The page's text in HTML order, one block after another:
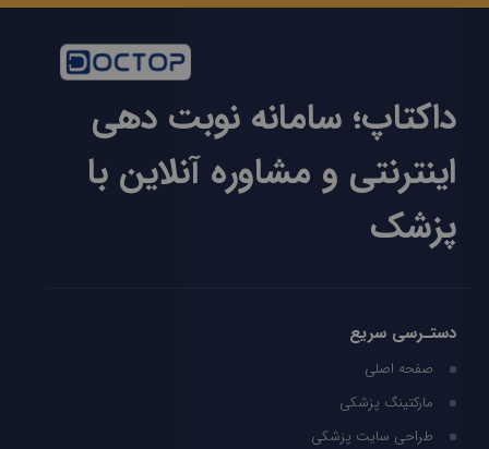
داکتاپ؛ سامانه نوبت دهی
اینترنتی و مشاوره آنلاین با
پزشک
دستـرسی سریع
صفحه اصلی
مارکتینگ پزشکی
طراحی سایت پزشکی